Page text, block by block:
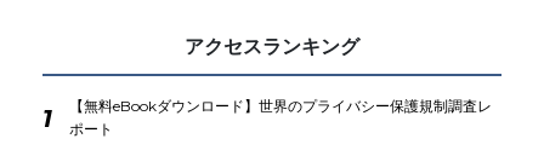
アクセスランキング
1
【無料eBookダウンロード】世界のプライバシー保護規制調査レ
ポート